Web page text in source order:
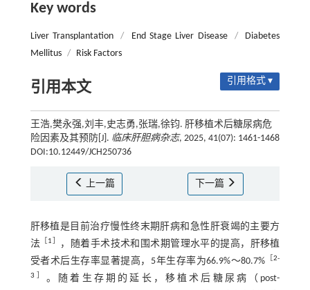
Key words
Liver Transplantation / End Stage Liver Disease /
Diabetes
Mellitus / Risk Factors
引用本文 引用格式 ▾
王浩,樊永强,刘丰,史志勇,张瑞,徐钧. 肝移植术后糖尿病危
险因素及其预防[J]. 临床肝胆病杂志, 2025, 41(07): 1461-1468
DOI:10.12449/JCH250736
上一篇 下一篇
肝移植是目前治疗慢性终末期肝病和急性肝衰竭的主要方
法
1
，随着手术技术和围术期管理水平的提高，肝移植
受者术后生存率显著提高，5年生存率为66.9%～80.7% ［2-
3
。随着生存期的延长，移植术后糖尿病（post-